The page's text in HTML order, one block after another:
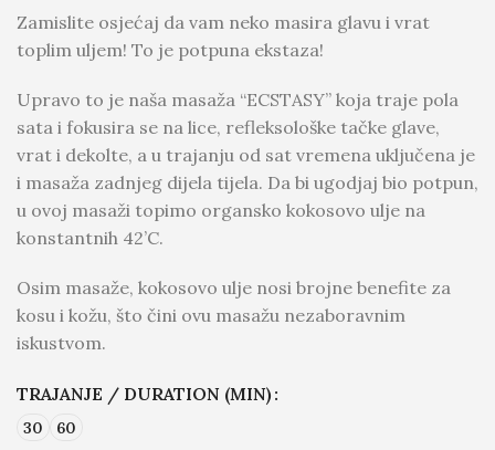
Zamislite osjećaj da vam neko masira glavu i vrat
toplim uljem! To je potpuna ekstaza!
Upravo to je naša masaža “ECSTASY” koja traje pola
sata i fokusira se na lice, refleksološke tačke glave,
vrat i dekolte, a u trajanju od sat vremena uključena je
i masaža zadnjeg dijela tijela. Da bi ugodjaj bio potpun,
u ovoj masaži topimo organsko kokosovo ulje na
konstantnih 42’C.
Osim masaže, kokosovo ulje nosi brojne benefite za
kosu i kožu, što čini ovu masažu nezaboravnim
iskustvom.
TRAJANJE / DURATION (MIN)
30 60